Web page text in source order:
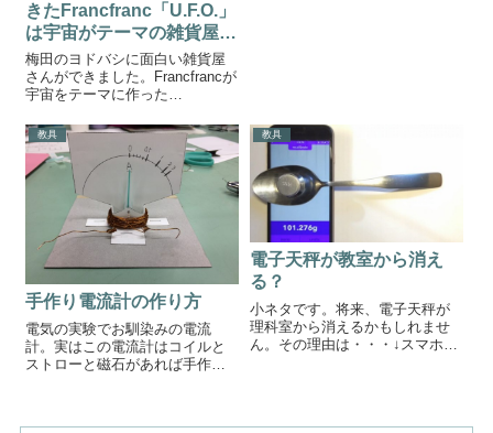
きたFrancfranc「U.F.O.」
は宇宙がテーマの雑貨屋さ
ん
梅田のヨドバシに面白い雑貨屋
さんができました。Francfrancが
宇宙をテーマに作った
franc宇宙がテーマということで
内装は未来的な感じ。店内は一
方通行になっています。ワープ
ホールの...
教具
手作り電流計の作り方
電気の実験でお馴染みの電流
計。実はこの電流計はコイルと
ストローと磁石があれば手作り
教具
電子天秤が教室から消え
る？
小ネタです。将来、電子天秤が
理科室から消えるかもしれませ
ん。その理由は・・・↓スマホで